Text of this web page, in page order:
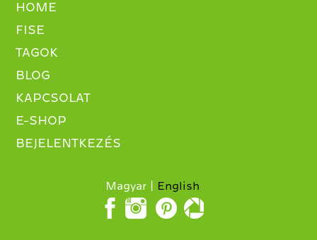
HOME
FISE
TAGOK
BLOG
KAPCSOLAT
E-SHOP
BEJELENTKEZÉS
Magyar English